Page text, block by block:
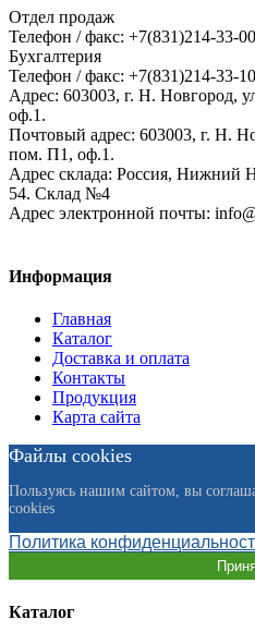
Отдел продаж
Телефон / факс: +7(831)214-33-00
Бухгалтерия
Телефон / факс: +7(831)214-33-10
Адрес: 603003, г. Н. Новгород,
оф.1.
Почтовый адрес: 603003, г. Н.
пом. П1, оф.1.
Адрес склада: Россия, Нижний
54. Склад №4
Адрес электронной почты:
Информация
Главная
Каталог
Доставка и оплата
Контакты
Продукция
Карта сайта
Файлы cookies
Пользуясь нашим сайтом, вы
cookies
Политика
Каталог